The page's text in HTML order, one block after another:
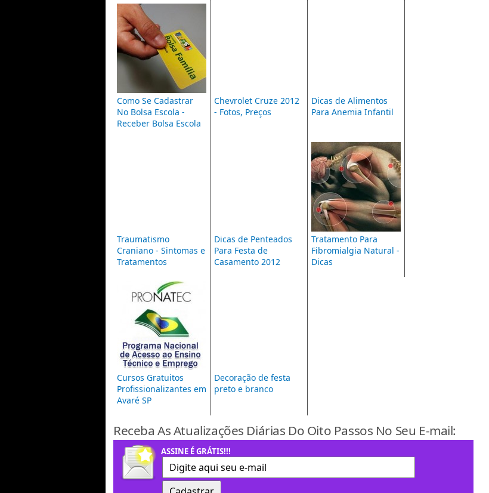
Como Se Cadastrar
No Bolsa Escola -
Receber Bolsa Escola
Chevrolet Cruze 2012
- Fotos, Preços
Dicas de Alimentos
Para Anemia Infantil
Traumatismo
Craniano - Sintomas e
Tratamentos
Dicas de Penteados
Para Festa de
Casamento 2012
Tratamento Para
Fibromialgia Natural -
Dicas
Cursos Gratuitos
Profissionalizantes em
Avaré SP
Decoração de festa
preto e branco
Receba As Atualizações Diárias Do Oito Passos No Seu E-mail:
ASSINE É GRÁTIS!!!